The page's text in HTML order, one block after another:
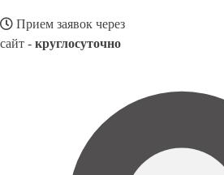
Прием заявок через
сайт - круглосуточно